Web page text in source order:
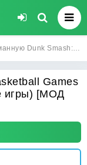
игры) [МОД Unlocked] - последняя версия apk на Андроид
Games
игры) [МОД